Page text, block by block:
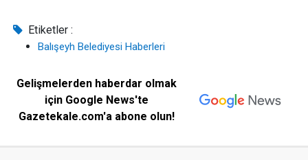
Etiketler :
Balışeyh Belediyesi Haberleri
Gelişmelerden haberdar olmak
için Google News'te
Gazetekale.com'a abone olun!